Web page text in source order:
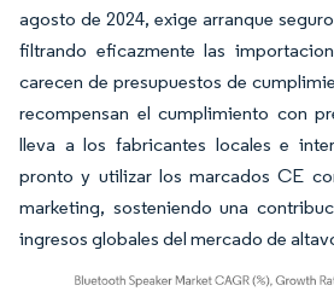
agosto de 2024, exige arranque
filtrando eficazmente las
carecen de presupuestos de
recompensan el cumplimiento con
lleva a los fabricantes locales e
pronto y utilizar los marcados CE
marketing, sosteniendo una
ingresos globales del mercado de